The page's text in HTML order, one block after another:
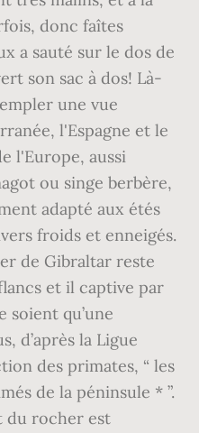
donc faîtes
a sauté sur le dos de
son sac à dos! Là-
une vue
l'Espagne et le
l'Europe, aussi
ou singe berbère,
adapté aux étés
froids et enneigés.
de Gibraltar reste
et il captive par
soient qu’une
d’après la Ligue
des primates, “ les
de la péninsule * ”.
du rocher est